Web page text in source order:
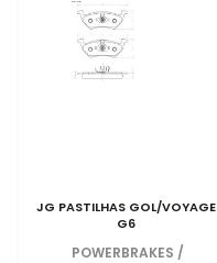
JG PASTILHAS GOL/VOYAGE
G6
POWERBRAKES /